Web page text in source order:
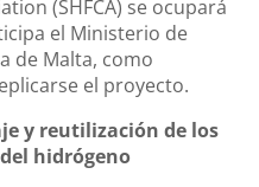
(SHFCA) se ocupará
el Ministerio de
de Malta, como
el proyecto.
y reutilización de los
hidrógeno